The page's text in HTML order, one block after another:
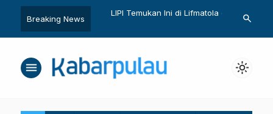
Breaking News
Teknologi AI
LIPI Temukan Ini di Lifmatola dan
“Super
search
menu light_mode